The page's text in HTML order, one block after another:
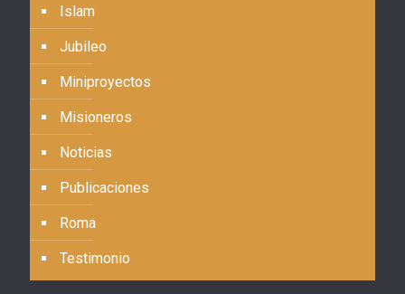
Islam
Jubileo
Miniproyectos
Misioneros
Noticias
Publicaciones
Roma
Testimonio